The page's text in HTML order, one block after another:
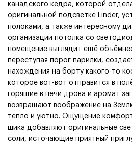
канадского кедра, которой
оригинальной подсветке Linder,
полоками, а также интересному
организации потолка со
помещение выглядит ещё
переступая порог парилки,
нахождения на борту какого-то
которое вот-вот отправится в
горящие в печи дрова и аромат
возвращают воображение на
тепло и уютно. Ощущение
шика добавляют оригинальные
соли, источающие приятный